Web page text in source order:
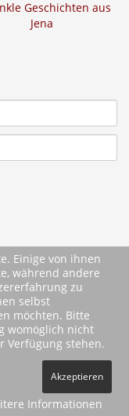
Vertrag widerrufen
Einige von ihnen
während andere
zu
selbst
möchten. Bitte
womöglich nicht
Verfügung stehen.
Akzeptieren
Informationen